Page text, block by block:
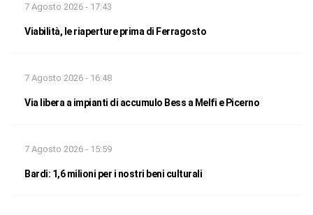
7 Agosto 2026 - 17:43
Viabilità, le riaperture prima di Ferragosto
7 Agosto 2026 - 16:48
Via libera a impianti di accumulo Bess a Melfi e Picerno
7 Agosto 2026 - 15:59
Bardi: 1,6 milioni per i nostri beni culturali